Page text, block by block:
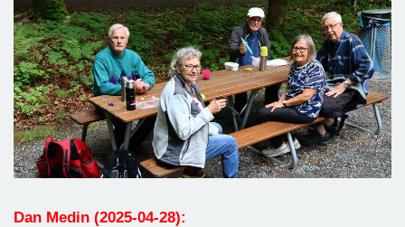
Dan Medin (2025-04-28):